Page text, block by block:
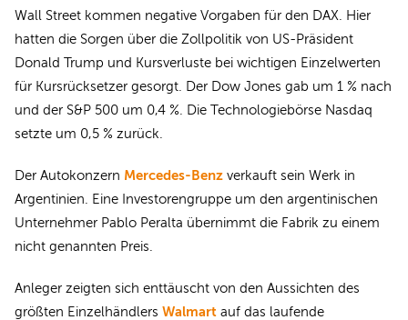
Wall Street kommen negative Vorgaben für den DAX. Hier
hatten die Sorgen über die Zollpolitik von US-Präsident
Donald Trump und Kursverluste bei wichtigen Einzelwerten
für Kursrücksetzer gesorgt. Der Dow Jones gab um 1 % nach
und der S&P 500 um 0,4 %. Die Technologiebörse Nasdaq
setzte um 0,5 % zurück.
Der Autokonzern Mercedes-Benz verkauft sein Werk in
Argentinien. Eine Investorengruppe um den argentinischen
Unternehmer Pablo Peralta übernimmt die Fabrik zu einem
nicht genannten Preis.
Anleger zeigten sich enttäuscht von den Aussichten des
größten Einzelhändlers Walmart auf das laufende